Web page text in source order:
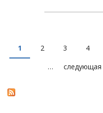
СТРАНИЦЫ
1 2 3 4
…
следующая